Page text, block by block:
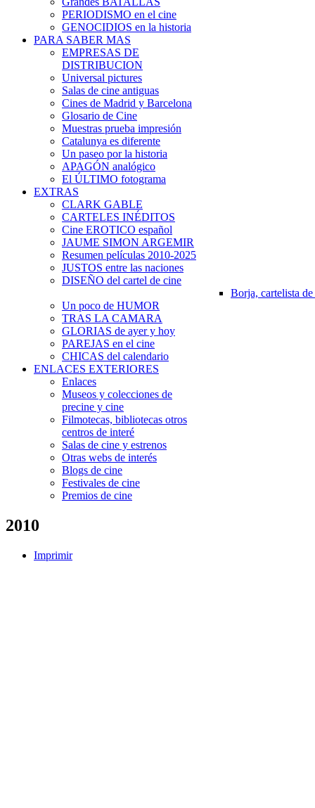
PERIODISMO en el cine
GENOCIDIOS en la historia
PARA SABER MAS
EMPRESAS DE
DISTRIBUCION
Universal pictures
Salas de cine antiguas
Cines de Madrid y Barcelona
Glosario de Cine
Muestras prueba impresión
Catalunya es diferente
Un paseo por la historia
APAGÓN analógico
El ÚLTIMO fotograma
EXTRAS
CLARK GABLE
CARTELES INÉDITOS
Cine EROTICO español
JAUME SIMON ARGEMIR
Resumen películas 2010-2025
JUSTOS entre las naciones
DISEÑO del cartel de cine
Borja, cartelista
Un poco de HUMOR
TRAS LA CAMARA
GLORIAS de ayer y hoy
PAREJAS en el cine
CHICAS del calendario
ENLACES EXTERIORES
Enlaces
Museos y colecciones de
precine y cine
Filmotecas, bibliotecas otros
centros de interé
Salas de cine y estrenos
Otras webs de interés
Blogs de cine
Festivales de cine
Premios de cine
2010
Imprimir